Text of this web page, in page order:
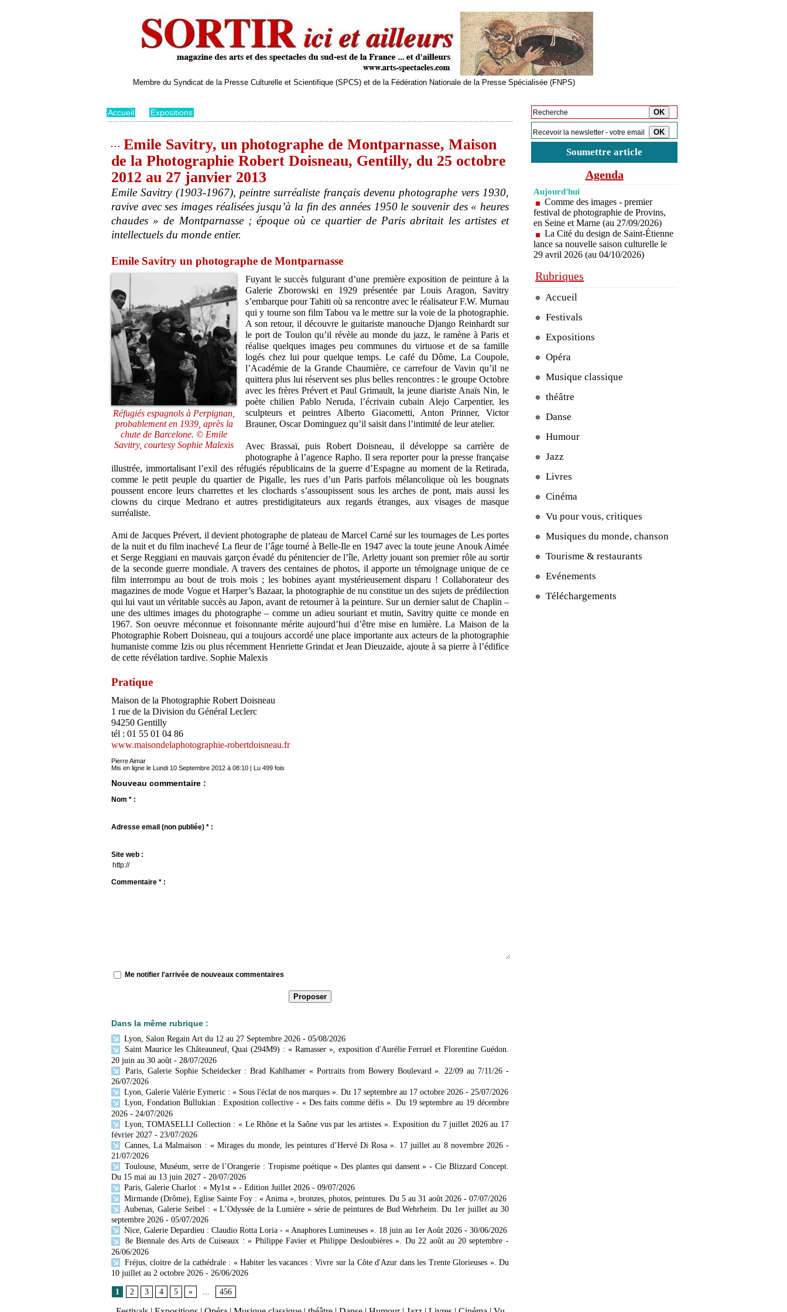
Membre du Syndicat de la Presse Culturelle et Scientifique (SPCS) et de la Fédération Nationale de la Presse Spécialisée (FNPS)
Accueil Expositions
Emile Savitry, un photographe de Montparnasse, Maison
de la Photographie Robert Doisneau, Gentilly, du 25 octobre
2012 au 27 janvier 2013
Emile Savitry (1903-1967), peintre surréaliste français devenu photographe vers 1930,
ravive avec ses images réalisées jusqu’à la fin des années 1950 le souvenir des « heures
chaudes » de Montparnasse ; époque où ce quartier de Paris abritait les artistes et
intellectuels du monde entier.
Emile Savitry un photographe de Montparnasse
Réfugiés espagnols à Perpignan,
probablement en 1939, après la
chute de Barcelone. © Emile
Savitry, courtesy Sophie Malexis
Fuyant le succès fulgurant d’une première exposition de peinture à la
Galerie Zborowski en 1929 présentée par Louis Aragon, Savitry
s’embarque pour Tahiti où sa rencontre avec le réalisateur F.W. Murnau
qui y tourne son film Tabou va le mettre sur la voie de la photographie.
A son retour, il découvre le guitariste manouche Django Reinhardt sur
le port de Toulon qu’il révèle au monde du jazz, le ramène à Paris et
réalise quelques images peu communes du virtuose et de sa famille
logés chez lui pour quelque temps. Le café du Dôme, La Coupole,
l’Académie de la Grande Chaumière, ce carrefour de Vavin qu’il ne
quittera plus lui réservent ses plus belles rencontres : le groupe Octobre
avec les frères Prévert et Paul Grimault, la jeune diariste Anaïs Nin, le
poète chilien Pablo Neruda, l’écrivain cubain Alejo Carpentier, les
sculpteurs et peintres Alberto Giacometti, Anton Prinner, Victor
Brauner, Oscar Dominguez qu’il saisit dans l’intimité de leur atelier.
Avec Brassaï, puis Robert Doisneau, il développe sa carrière de
photographe à l’agence Rapho. Il sera reporter pour la presse française
illustrée, immortalisant l’exil des réfugiés républicains de la guerre d’Espagne au moment de la Retirada,
comme le petit peuple du quartier de Pigalle, les rues d’un Paris parfois mélancolique où les bougnats
poussent encore leurs charrettes et les clochards s’assoupissent sous les arches de pont, mais aussi les
clowns du cirque Medrano et autres prestidigitateurs aux regards étranges, aux visages de masque
surréaliste.
Ami de Jacques Prévert, il devient photographe de plateau de Marcel Carné sur les tournages de Les portes
de la nuit et du film inachevé La fleur de l’âge tourné à Belle-Ile en 1947 avec la toute jeune Anouk Aimée
et Serge Reggiani en mauvais garçon évadé du pénitencier de l’île, Arletty jouant son premier rôle au sortir
de la seconde guerre mondiale. A travers des centaines de photos, il apporte un témoignage unique de ce
film interrompu au bout de trois mois ; les bobines ayant mystérieusement disparu ! Collaborateur des
magazines de mode Vogue et Harper’s Bazaar, la photographie de nu constitue un des sujets de prédilection
qui lui vaut un véritable succès au Japon, avant de retourner à la peinture. Sur un dernier salut de Chaplin –
une des ultimes images du photographe – comme un adieu souriant et mutin, Savitry quitte ce monde en
1967. Son oeuvre méconnue et foisonnante mérite aujourd’hui d’être mise en lumière. La Maison de la
Photographie Robert Doisneau, qui a toujours accordé une place importante aux acteurs de la photographie
humaniste comme Izis ou plus récemment Henriette Grindat et Jean Dieuzaide, ajoute à sa pierre à l’édifice
de cette révélation tardive. Sophie Malexis
Pratique
Maison de la Photographie Robert Doisneau
1 rue de la Division du Général Leclerc
94250 Gentilly
tél : 01 55 01 04 86
www.maisondelaphotographie-robertdoisneau.fr
Pierre Aimar
Mis en ligne le Lundi 10 Septembre 2012 à 08:10 | Lu 499 fois
Nouveau commentaire :
Nom * :
Adresse email (non publiée) * :
Site web :
Commentaire * :
Me notifier l'arrivée de nouveaux commentaires
Dans la même rubrique :
Lyon, Salon Regain Art du 12 au 27 Septembre 2026 - 05/08/2026
Saint Maurice les Châteauneuf, Quai (294M9) : « Ramasser », exposition d'Aurélie Ferruel et Florentine Guédon.
20 juin au 30 août - 28/07/2026
Paris, Galerie Sophie Scheidecker : Brad Kahlhamer « Portraits from Bowery Boulevard ». 22/09 au 7/11/26 -
26/07/2026
Lyon, Galerie Valérie Eymeric : « Sous l'éclat de nos marques ». Du 17 septembre au 17 octobre 2026 - 25/07/2026
Lyon, Fondation Bullukian : Exposition collective - « Des faits comme défis ». Du 19 septembre au 19 décembre
2026 - 24/07/2026
Lyon, TOMASELLI Collection : « Le Rhône et la Saône vus par les artistes ». Exposition du 7 juillet 2026 au 17
février 2027 - 23/07/2026
Cannes, La Malmaison : « Mirages du monde, les peintures d’Hervé Di Rosa ». 17 juillet au 8 novembre 2026 -
21/07/2026
Toulouse, Muséum, serre de l’Orangerie : Tropisme poétique « Des plantes qui dansent » - Cie Blizzard Concept.
Du 15 mai au 13 juin 2027 - 20/07/2026
Paris, Galerie Charlot : « My1st » - Edition Juillet 2026 - 09/07/2026
Mirmande (Drôme), Eglise Sainte Foy : « Anima », bronzes, photos, peintures. Du 5 au 31 août 2026 - 07/07/2026
Aubenas, Galerie Seibel : « L’Odyssée de la Lumière » série de peintures de Bud Wehrheim. Du 1er juillet au 30
septembre 2026 - 05/07/2026
Nice, Galerie Depardieu : Claudio Rotta Loria - « Anaphores Lumineuses ». 18 juin au 1er Août 2026 - 30/06/2026
8e Biennale des Arts de Cuiseaux : « Philippe Favier et Philippe Desloubières ». Du 22 août au 20 septembre -
26/06/2026
Fréjus, cloitre de la cathédrale : « Habiter les vacances : Vivre sur la Côte d'Azur dans les Trente Glorieuses ». Du
10 juillet au 2 octobre 2026 - 26/06/2026
1 2 3 4 5 » ... 456
Soumettre article
Agenda
Aujourd'hui
Comme des images - premier
festival de photographie de Provins,
en Seine et Marne (au 27/09/2026)
La Cité du design de Saint-Étienne
lance sa nouvelle saison culturelle le
29 avril 2026 (au 04/10/2026)
Rubriques
Accueil
Festivals
Expositions
Opéra
Musique classique
théâtre
Danse
Humour
Jazz
Livres
Cinéma
Vu pour vous, critiques
Musiques du monde, chanson
Tourisme & restaurants
Evénements
Téléchargements